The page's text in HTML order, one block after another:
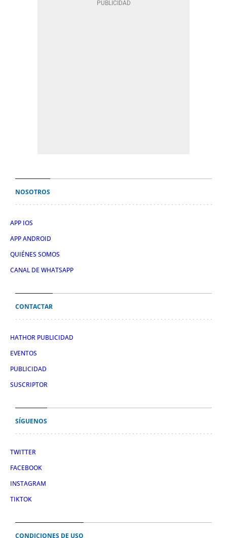
NOSOTROS
APP IOS
APP ANDROID
QUIÉNES SOMOS
CANAL DE WHATSAPP
CONTACTAR
HATHOR PUBLICIDAD
EVENTOS
PUBLICIDAD
SUSCRIPTOR
SÍGUENOS
TWITTER
FACEBOOK
INSTAGRAM
TIKTOK
CONDICIONES DE USO